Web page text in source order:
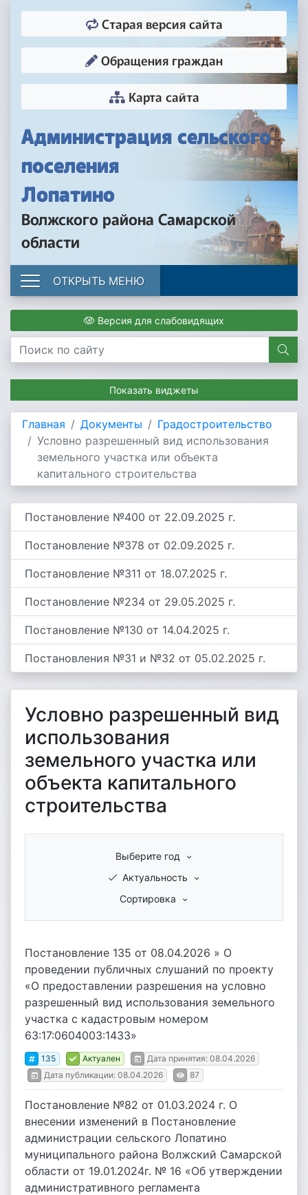
Администрация сельского
поселения
Лопатино
Волжского района Самарской
области
Старая версия сайта
Обращения граждан
Карта сайта
ОТКРЫТЬ МЕНЮ
Версия для слабовидящих
Показать виджеты
Главная Документы
Градостроительство
Условно разрешенный вид использования
земельного участка или объекта
капитального строительства
Постановление №400 от 22.09.2025 г.
Постановление №378 от 02.09.2025 г.
Постановление №311 от 18.07.2025 г.
Постановление №234 от 29.05.2025 г.
Постановление №130 от 14.04.2025 г.
Постановления №31 и №32 от 05.02.2025 г.
Условно разрешенный вид
использования
земельного участка или
объекта капитального
строительства
Выберите год
Актуальность
Сортировка
Постановление 135 от 08.04.2026 » О
проведении публичных слушаний по проекту
«О предоставлении разрешения на условно
разрешенный вид использования земельного
участка с кадастровым номером
63:17:0604003:1433»
135 Актуален
Дата принятия: 08.04.2026
Дата публикации: 08.04.2026
87
Постановление №82 от 01.03.2024 г. О
внесении изменений в Постановление
администрации сельского Лопатино
муниципального района Волжский Самарской
области от 19.01.2024г. № 16 «Об утверждении
административного регламента